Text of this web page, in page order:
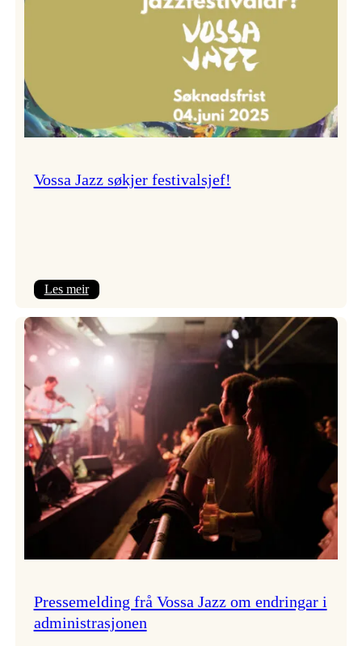
Vossa Jazz søkjer festivalsjef!
Les meir:
Jazz
søkjer
Pressemelding frå Vossa Jazz om endringar i
administrasjonen